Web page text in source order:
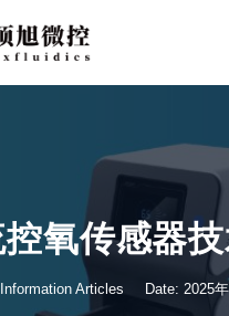
氧传感器
Information Articles Date: 2025